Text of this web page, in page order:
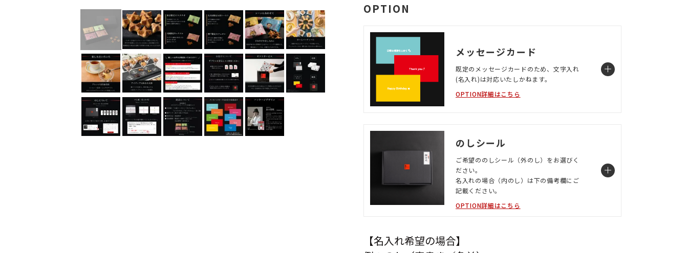
OPTION
メッセージカード
既定のメッセージカードのため、文字入れ
(名入れ)は対応いたしかねます。
OPTION詳細はこちら
のしシール
ご希望ののしシール（外のし）をお選びく
ださい。
名入れの場合（内のし）は下の備考欄にご
記載ください。
OPTION詳細はこちら
【名入れ希望の場合】